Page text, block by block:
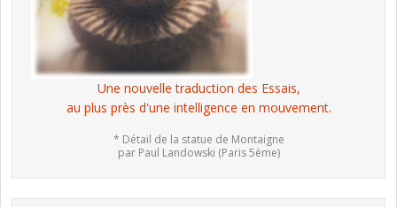
Une nouvelle traduction des Essais,
au plus près d'une intelligence en mouvement.
* Détail de la statue de Montaigne
par Paul Landowski (Paris 5ème)